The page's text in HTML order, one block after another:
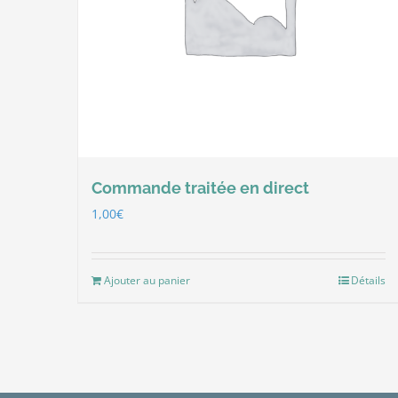
Commande traitée en direct
1,00€
Ajouter au panier Détails